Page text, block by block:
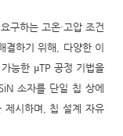
구하는 고온·고압 조건
결하기 위해
다양한 이
능한 µTP 공정 기법을
SiN소자를 단일 칩 상에
제시하며
칩 설계 자유